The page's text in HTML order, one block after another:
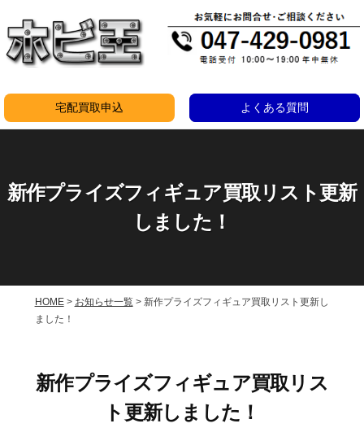
ン
テ
へ
ッ
宅配買取申込 よくある質問
新作プライズフィギュア買取リスト更新
しました！
HOME> お知らせ一覧> 新作プライズフィギュア買取リスト更新し
ました！
新作プライズフィギュア買取リス
ト更新しました！